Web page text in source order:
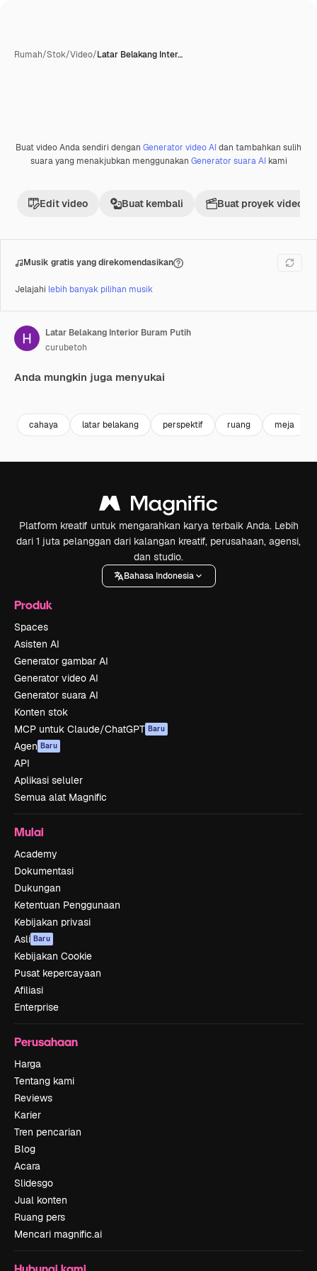
Rumah/Stok/Video/Latar Belakang Inter…
Premium
Buat video Anda sendiri dengan Generator video AIdan tambahkan sulih
suara yang menakjubkan menggunakan Generator suara AIkami
Edit video Buat kembali Buat proyek video
Musik gratis yang direkomendasikan
Jelajahi lebih banyak pilihan musik
Latar Belakang Interior Buram Putih
curubetoh
Anda mungkin juga menyukai
cahaya latar belakang perspektif ruang meja
Platform kreatif untuk mengarahkan karya terbaik Anda. Lebih
dari 1 juta pelanggan dari kalangan kreatif, perusahaan, agensi,
dan studio.
Bahasa Indonesia
Produk
Spaces
Asisten AI
Generator gambar AI
Generator video AI
Generator suara AI
Konten stok
MCP untuk Claude/ChatGPT Baru
Agen Baru
API
Aplikasi seluler
Semua alat Magnific
Mulai
Academy
Dokumentasi
Dukungan
Ketentuan Penggunaan
Kebijakan privasi
Asli Baru
Kebijakan Cookie
Pusat kepercayaan
Afiliasi
Enterprise
Perusahaan
Harga
Tentang kami
Reviews
Karier
Tren pencarian
Blog
Acara
Slidesgo
Jual konten
Ruang pers
Mencari magnific.ai